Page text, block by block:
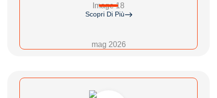
Scopri Di Più